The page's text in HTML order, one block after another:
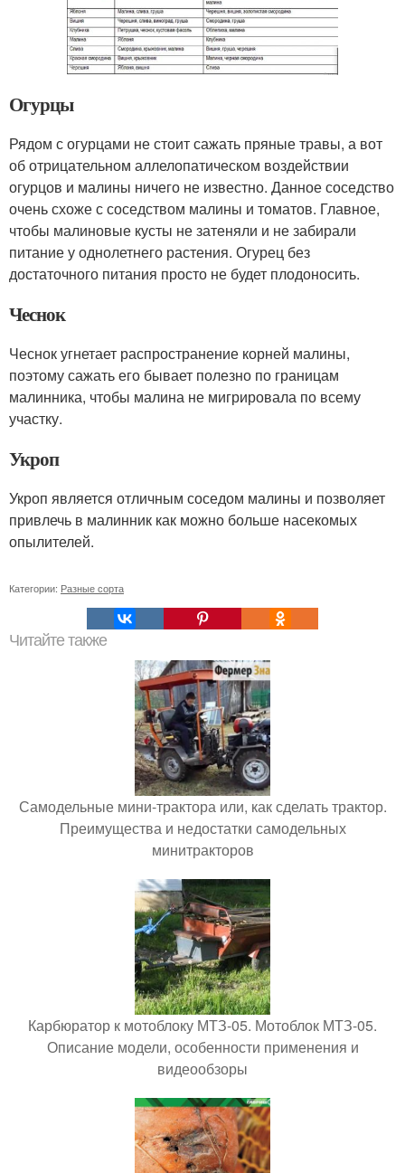
Огурцы
Рядом с огурцами не стоит сажать пряные травы, а вот
об отрицательном аллелопатическом воздействии
огурцов и малины ничего не известно. Данное соседство
очень схоже с соседством малины и томатов. Главное,
чтобы малиновые кусты не затеняли и не забирали
питание у однолетнего растения. Огурец без
достаточного питания просто не будет плодоносить.
Чеснок
Чеснок угнетает распространение корней малины,
поэтому сажать его бывает полезно по границам
малинника, чтобы малина не мигрировала по всему
участку.
Укроп
Укроп является отличным соседом малины и позволяет
привлечь в малинник как можно больше насекомых
опылителей.
Категории: Разные сорта
Читайте также
Самодельные мини-трактора или, как сделать трактор.
Преимущества и недостатки самодельных
минитракторов
Карбюратор к мотоблоку МТЗ-05. Мотоблок МТЗ-05.
Описание модели, особенности применения и
видеообзоры